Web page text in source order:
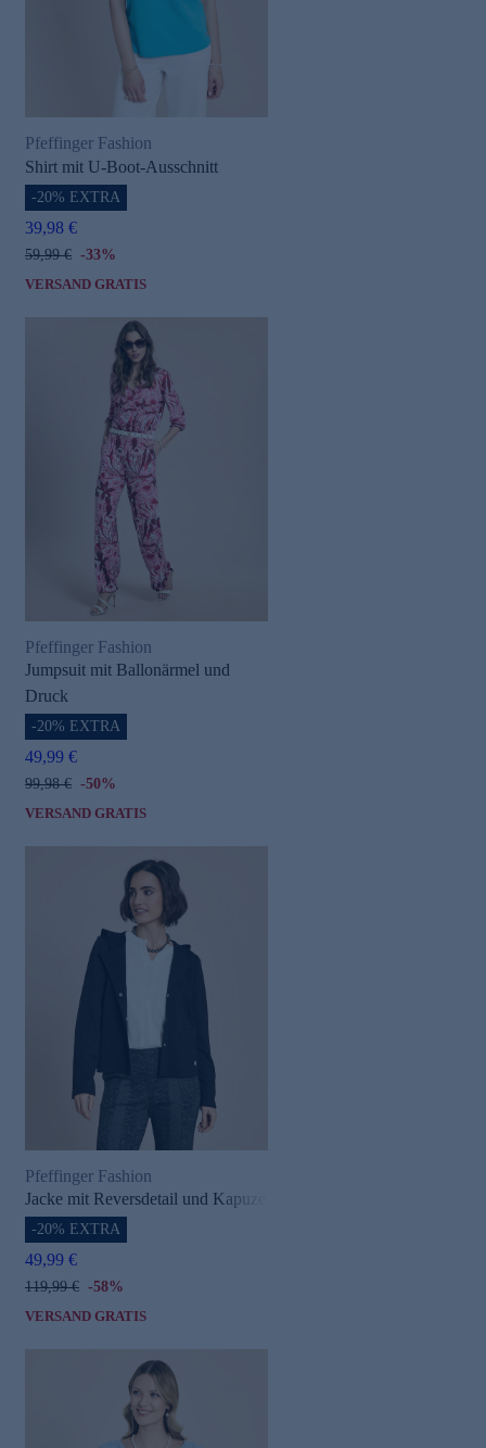
Pfeffinger Fashion
Shirt mit U-Boot-Ausschnitt
-20% EXTRA
39,98 €
59,99 € -33%
VERSAND GRATIS
Pfeffinger Fashion
Jumpsuit mit Ballonärmel und
Druck
-20% EXTRA
49,99 €
99,98 € -50%
VERSAND GRATIS
Pfeffinger Fashion
Jacke mit Reversdetail und Kapuze
-20% EXTRA
49,99 €
119,99 € -58%
VERSAND GRATIS